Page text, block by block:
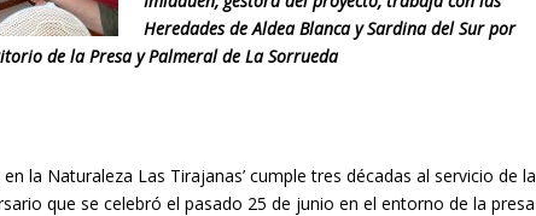
Heredades de Aldea Blanca y Sardina del Sur por
de la Presa y Palmeral de La Sorrueda
la Naturaleza Las Tirajanas’ cumple tres décadas al servicio de la
que se celebró el pasado 25 de junio en el entorno de la presa